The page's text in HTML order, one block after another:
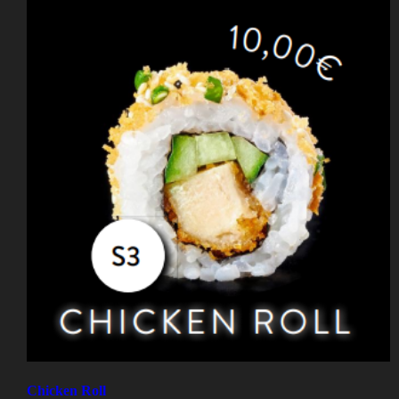
Chicken Roll